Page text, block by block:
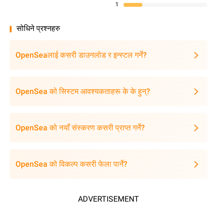
1
सोधिने प्रश्नहरु
OpenSeaलाई कसरी डाउनलोड र इन्स्टल गर्ने?
OpenSea को सिस्टम आवश्यकताहरू के के हुन्?
OpenSea को नयाँ संस्करण कसरी प्राप्त गर्ने?
OpenSea को विकल्प कसरी फेला पार्ने?
ADVERTISEMENT